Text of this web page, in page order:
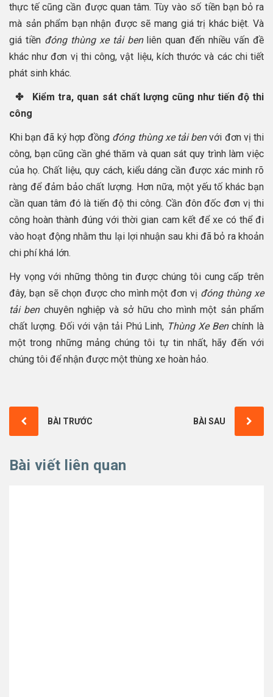
thực tế cũng cần được quan tâm. Tùy vào số tiền bạn bỏ ra
mà sản phẩm bạn nhận được sẽ mang giá trị khác biệt. Và
giá tiền đóng thùng xe tải benliên quan đến nhiều vấn đề
khác như đơn vị thi công, vật liệu, kích thước và các chi tiết
phát sinh khác.
✤ Kiểm tra, quan sát chất lượng cũng như tiến độ thi
công
Khi bạn đã ký hợp đồng đóng thùng xe tải benvới đơn vị thi
công, bạn cũng cần ghé thăm và quan sát quy trình làm việc
của họ. Chất liệu, quy cách, kiểu dáng cần được xác minh rõ
ràng để đảm bảo chất lượng. Hơn nữa, một yếu tố khác bạn
cần quan tâm đó là tiến độ thi công. Cần đôn đốc đơn vị thi
công hoàn thành đúng với thời gian cam kết để xe có thể đi
vào hoạt động nhằm thu lại lợi nhuận sau khi đã bỏ ra khoản
chi phí khá lớn.
Hy vọng với những thông tin được chúng tôi cung cấp trên
đây, bạn sẽ chọn được cho mình một đơn vị đóng thùng xe
tải ben chuyên nghiệp và sở hữu cho mình một sản phẩm
chất lượng. Đối với vận tải Phú Linh, Thùng Xe Benchính là
một trong những mảng chúng tôi tự tin nhất, hãy đến với
chúng tôi để nhận được một thùng xe hoàn hảo.
BÀI TRƯỚC BÀI SAU
Bài viết liên quan